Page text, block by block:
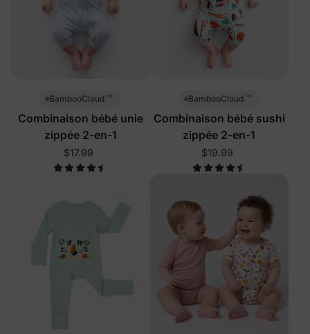
BambooCloud ™
Combinaison bébé unie
zippée 2-en-1
$17.99
BambooCloud ™
Combinaison bébé sushi
zippée 2-en-1
$19.99